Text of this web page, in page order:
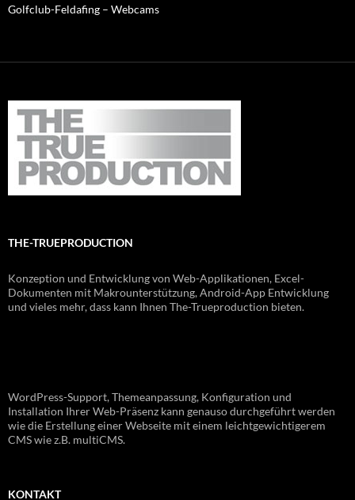
Golfclub-Feldafing – Webcams
THE-TRUEPRODUCTION
Konzeption und Entwicklung von Web-Applikationen, Excel-
Dokumenten mit Makrounterstützung, Android-App Entwicklung
und vieles mehr, dass kann Ihnen The-Trueproduction bieten.
WordPress-Support, Themeanpassung, Konfiguration und
Installation Ihrer Web-Präsenz kann genauso durchgeführt werden
wie die Erstellung einer Webseite mit einem leichtgewichtigerem
CMS wie z.B. multiCMS.
KONTAKT